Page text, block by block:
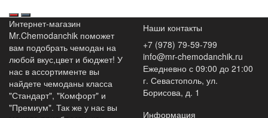
Интернет-магазин
Mr.Chemodanchik поможет
вам подобрать чемодан на
любой вкус,цвет и бюджет! У
нас в ассортименте вы
найдете чемоданы класса
"Стандарт", "Комфорт" и
"Премиум". Так же у нас вы
Наши контакты
+7 (978) 79-59-799
info@mr-chemodanchik.ru
Ежедневно с 09:00 до 21:00
г. Севастополь, ул.
Борисова, д. 1
Информация